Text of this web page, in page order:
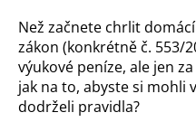
Než začnete chrlit
zákon (konkrétně č. 553/
výukové peníze, ale jen
jak na to, abyste si mohli
dodrželi pravidla?
í
t
?